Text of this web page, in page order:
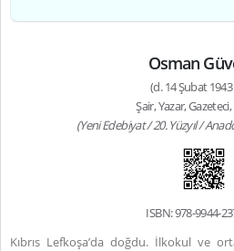
Osman
(d. 14 Şubat
Şair, Yazar,
(Yeni Edebiyat / 20. Yüzyıl /
ISBN: 978-9944-
Kıbrıs Lefkoşa’da doğdu. İlkokul ve